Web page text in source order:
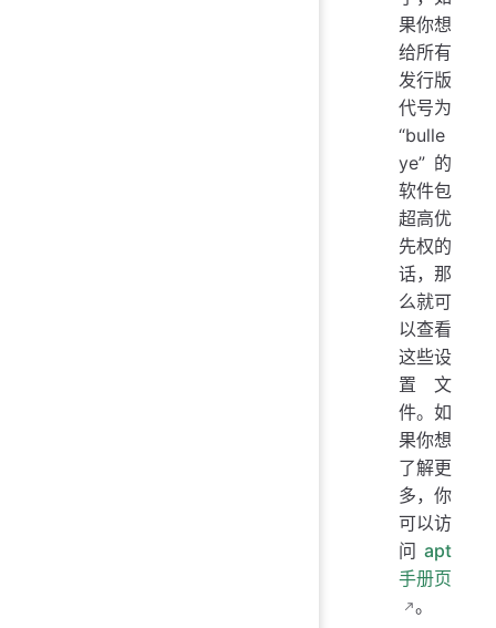
果你想
给所有
发行版
代号为
“bulle
ye” 的
软件包
超高优
先权的
话，那
么就可
以查看
这些设
置文
件。如
果你想
了解更
多，你
可以访
问 apt
手册页
。